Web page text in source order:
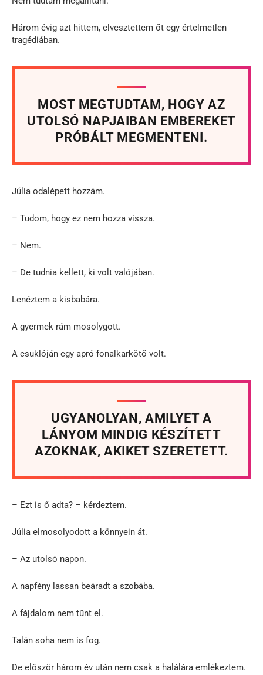
Három évig azt hittem, elvesztettem őt egy értelmetlen
tragédiában.
MOST MEGTUDTAM, HOGY AZ
UTOLSÓ NAPJAIBAN EMBEREKET
PRÓBÁLT MEGMENTENI.
Júlia odalépett hozzám.
– Tudom, hogy ez nem hozza vissza.
– Nem.
– De tudnia kellett, ki volt valójában.
Lenéztem a kisbabára.
A gyermek rám mosolygott.
A csuklóján egy apró fonalkarkötő volt.
UGYANOLYAN, AMILYET A
LÁNYOM MINDIG KÉSZÍTETT
AZOKNAK, AKIKET SZERETETT.
– Ezt is ő adta? – kérdeztem.
Júlia elmosolyodott a könnyein át.
– Az utolsó napon.
A napfény lassan beáradt a szobába.
A fájdalom nem tűnt el.
Talán soha nem is fog.
De először három év után nem csak a halálára emlékeztem.